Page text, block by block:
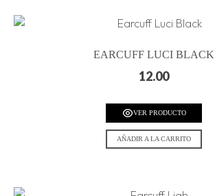
EARCUFF LUCI BLACK
12.00
VER PRODUCTO
AÑADIR A LA CARRITO